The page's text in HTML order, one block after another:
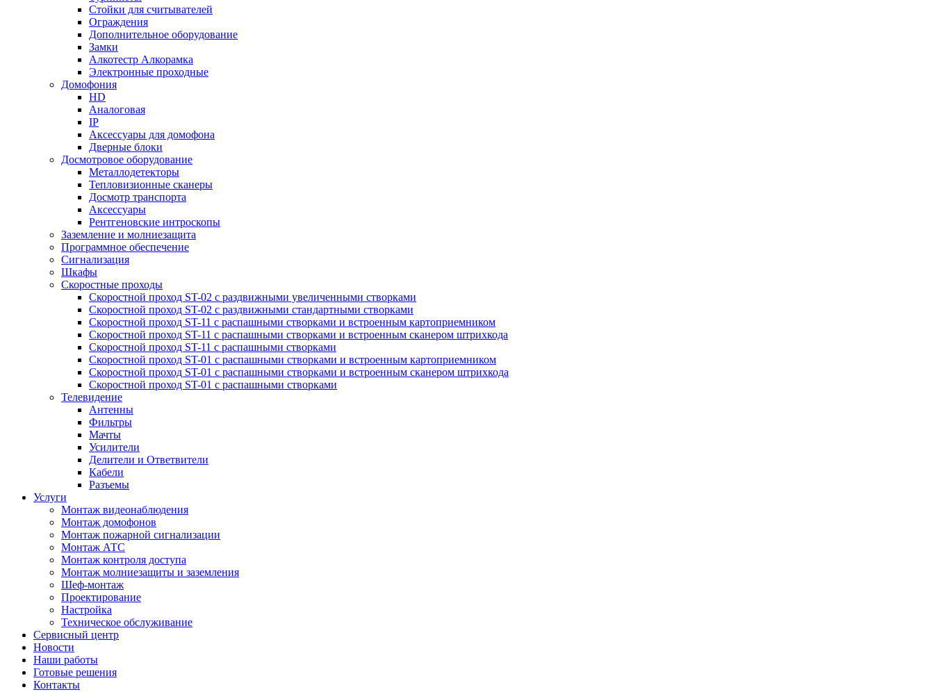
Стойки для считывателей
Ограждения
Дополнительное оборудование
Замки
Алкотестр Алкорамка
Электронные проходные
Домофония
HD
Аналоговая
IP
Аксессуары для домофона
Дверные блоки
Досмотровое оборудование
Металлодетекторы
Тепловизионные сканеры
Досмотр транспорта
Аксессуары
Рентгеновские интроскопы
Заземление и молниезащита
Программное обеспечение
Сигнализация
Шкафы
Скоростные проходы
Скоростной проход ST-02 с раздвижными увеличенными створками
Скоростной проход ST-02 с раздвижными стандартными створками
Скоростной проход ST-11 с распашными створками и встроенным картоприемником
Скоростной проход ST-11 с распашными створками и встроенным сканером штрихкода
Скоростной проход ST-11 с распашными створками
Скоростной проход ST-01 с распашными створками и встроенным картоприемником
Скоростной проход ST-01 с распашными створками и встроенным сканером штрихкода
Скоростной проход ST-01 с распашными створками
Телевидение
Антенны
Фильтры
Мачты
Усилители
Делители и Ответвители
Кабели
Разъемы
Услуги
Монтаж видеонаблюдения
Монтаж домофонов
Монтаж пожарной сигнализации
Монтаж АТС
Монтаж контроля доступа
Монтаж молниезащиты и заземления
Шеф-монтаж
Проектирование
Настройка
Техническое обслуживание
Сервисный центр
Новости
Наши работы
Готовые решения
Контакты